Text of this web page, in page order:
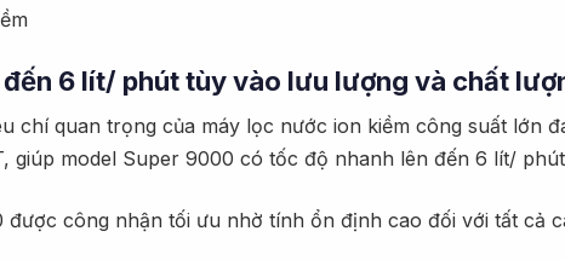
6 lít/ phút tùy vào lưu lượng và chất
chí quan trọng của máy lọc nước ion kiềm công suất lớn
giúp model Super 9000 có tốc độ nhanh lên đến 6 lít/
công nhận tối ưu nhờ tính ổn định cao đối với tất cả